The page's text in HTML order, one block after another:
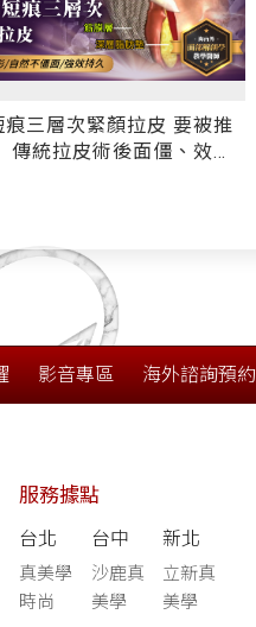
皮&提眉眼<須知-10>眉壓
眼下垂 做切眉手術怕留
影音專區 海外諮詢預約
服務據點
台北
真美學
時尚
台中
沙鹿真
美學
新北
立新真
美學